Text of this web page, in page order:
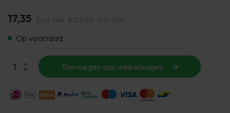
17,35 Excl. btw €20,99 Incl. btw
Op voorraad
Toevoegen aan winkelwagen